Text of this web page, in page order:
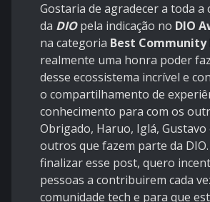
Gostaria de agradecer a toda a
da DIOpela indicação no DIO
na categoria Best
realmente uma honra poder
desse ecossistema incrível e
o compartilhamento de
conhecimento para com os
Obrigado, Haruo, Iglá, Gustavo
outros que fazem parte da
finalizar esse post, quero
pessoas a contribuirem cada
comunidade tech e para que